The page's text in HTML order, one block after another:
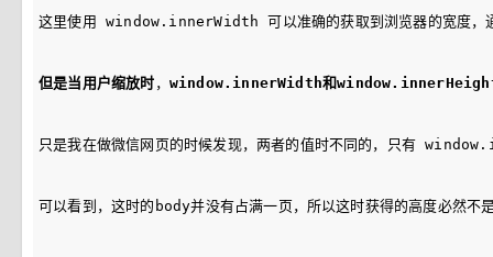
这里使用 window.innerWidth 可以准确的获取到浏览器的宽
但是当用户缩放时 ， window.innerWidth和window.innerHeight
只是我在做微信网页的时候发现，两者的值时不同的，只有
可以看到，这时的body并没有占满一页，所以这时获得的高度必然